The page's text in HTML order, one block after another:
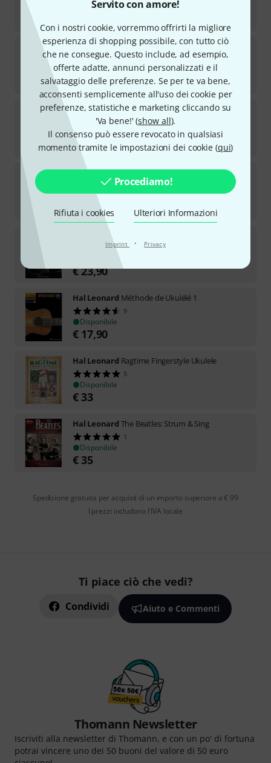
Servito con amore!
Con i nostri cookie, vorremmo offrirti la migliore
esperienza di shopping possibile, con tutto ciò
che ne consegue. Questo include, ad esempio,
offerte adatte, annunci personalizzati e il
salvataggio delle preferenze. Se per te va bene,
acconsenti semplicemente all'uso dei cookie per
preferenze, statistiche e marketing cliccando su
'Va bene!' (show all).
Il consenso può essere revocato in qualsiasi
momento tramite le impostazioni dei cookie (qui)
Procediamo!
Rifiuta i cookies Ulteriori Informazioni
Imprint · Privacy
Disponibile
Hal Leonard Abba Gold Ukulele
2
Disponibile
€ 24,90
Hal Leonard Ukulele Scale Finder
10
Disponibile
€15,90
Hal Leonard100 Most Beautiful Songs Uku
2
Disponibile fra circa una settimana
€ 42
Hal Leonard
10
€23,90
Hal Leonard Méthode de Ukulélé 1
9
Disponibile
€ 17,90
Hal Leonard Ragtime Fingerstyle Ukulele
5
Disponibile
€ 33
Hal Leonard The Beatles: Strum & Sing
1
Disponibile
€ 35
Spedizione gratuita per acquisti di un importo superiore a € 99
I prezzi includono l'IVA locale
Ti piace ciò che vedi?
Condividi Aiuto e Commenti
Thomann Newsletter
Iscriviti alla newsletter di Thomann, e con un po' di fortuna
potrai vincere uno dei 50 buoni del valore di 50 euro